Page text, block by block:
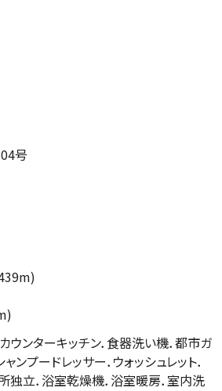
号
ウンターキッチン．食器洗い機．都市ガ
ャンプードレッサー．ウォッシュレット．
独立．浴室乾燥機．浴室暖房．室内洗